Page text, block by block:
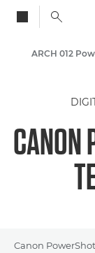
ARCH 012
CANON
Canon